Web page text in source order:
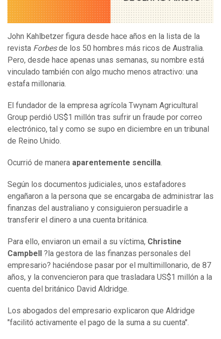
John Kahlbetzer figura desde hace años en la lista de la
revista Forbesde los 50 hombres más ricos de Australia.
Pero, desde hace apenas unas semanas, su nombre está
vinculado también con algo mucho menos atractivo: una
estafa millonaria.
El fundador de la empresa agrícola Twynam Agricultural
Group perdió US$1 millón tras sufrir un fraude por correo
electrónico, tal y como se supo en diciembre en un tribunal
de Reino Unido.
Ocurrió de manera aparentemente sencilla.
Según los documentos judiciales, unos estafadores
engañaron a la persona que se encargaba de administrar las
finanzas del australiano y consiguieron persuadirle a
transferir el dinero a una cuenta británica.
Para ello, enviaron un email a su víctima, Christine
Campbell
?la gestora de las finanzas personales del
empresario? haciéndose pasar por el multimillonario, de 87
años, y la convencieron para que trasladara US$1 millón a la
cuenta del británico David Aldridge.
Los abogados del empresario explicaron que Aldridge
"facilitó activamente el pago de la suma a su cuenta".